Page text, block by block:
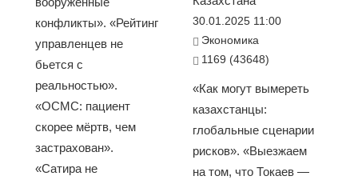
конфликты». «Рейтинг
управленцев не
бьется с
реальностью».
«ОСМС: пациент
скорее мёртв, чем
застрахован».
«Сатира не
30.01.2025 11:00
Экономика
1169 (43648)
«Как могут вымереть
казахстанцы:
глобальные сценарии
рисков». «Выезжаем
на том, что Токаев —